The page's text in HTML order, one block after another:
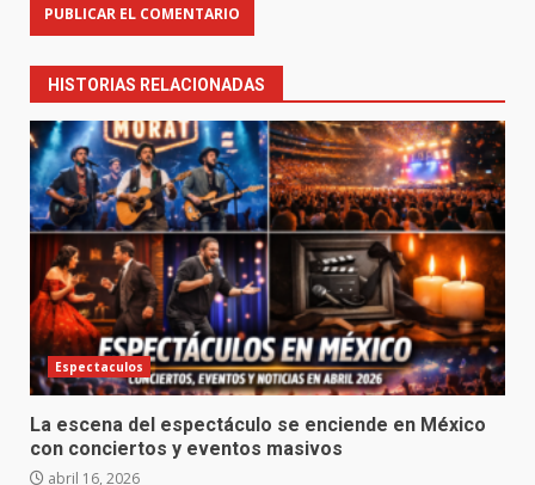
HISTORIAS RELACIONADAS
Espectaculos
La escena del espectáculo se enciende en México
con conciertos y eventos masivos
abril 16, 2026